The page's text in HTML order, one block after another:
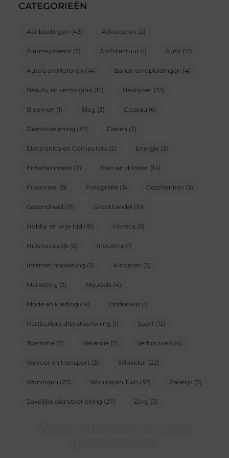
CATEGORIEËN
Aanbiedingen (43) Adverteren (2)
Alarmsysteem (2) Architectuur (1) Auto (12)
Auto's en Motoren (14) Banen en opleidingen (4)
Beauty en verzorging (15) Bedrijven (33)
Bloemen (1) Blog (3) Cadeau (6)
Dienstverlening (37) Dieren (2)
Electronica en Computers(2) Energie(3)
Entertainment (7) Eten en drinken (14)
Financieel (9) Fotografie(3) Geschenken (3)
Gezondheid (17) Groothandel (10)
Hobby en vrije tijd (18) Horeca (6)
Huishoudelijk(5) Industrie(1)
Internet marketing (3) Kinderen (3)
Marketing (3) Meubels(4)
Mode en Kleding (14) Onderwijs(1)
Particuliere dienstverlening (1) Sport (12)
Toerisme(2) Vakantie(2) Verbouwen (4)
Vervoer en transport (3) Winkelen (22)
Woningen (27) Woning en Tuin (37) Zakelijk(7)
Zakelijke dienstverlening (27) Zorg (3)